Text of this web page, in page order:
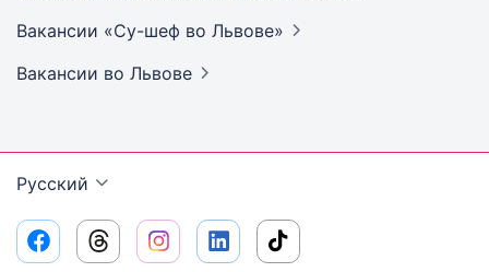
Вакансии «Су-шеф во Львове»
Вакансии во Львове
Русский